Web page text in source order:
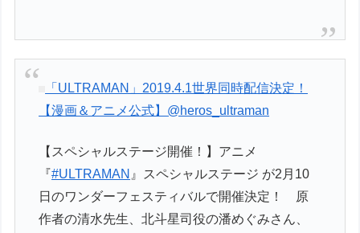
「ULTRAMAN」2019.4.1世界同時配信決定！
【漫画＆アニメ公式】 @heros_ultraman
【スペシャルステージ開催！】アニメ
『#ULTRAMAN 』スペシャルステージ が2月10
日のワンダーフェスティバルで開催決定！ 原
作者の清水先生、北斗星司役の潘めぐみさん、